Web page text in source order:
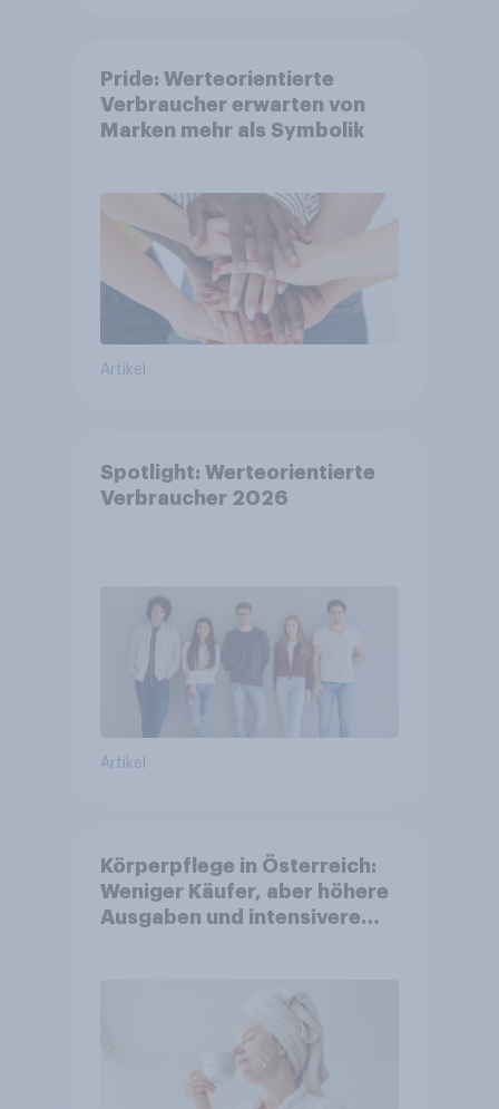
Pride: Werteorientierte
Verbraucher erwarten von
Marken mehr als Symbolik
Artikel
Spotlight: Werteorientierte
Verbraucher 2026
Artikel
Körperpflege in Österreich:
Weniger Käufer, aber höhere
Ausgaben und intensivere